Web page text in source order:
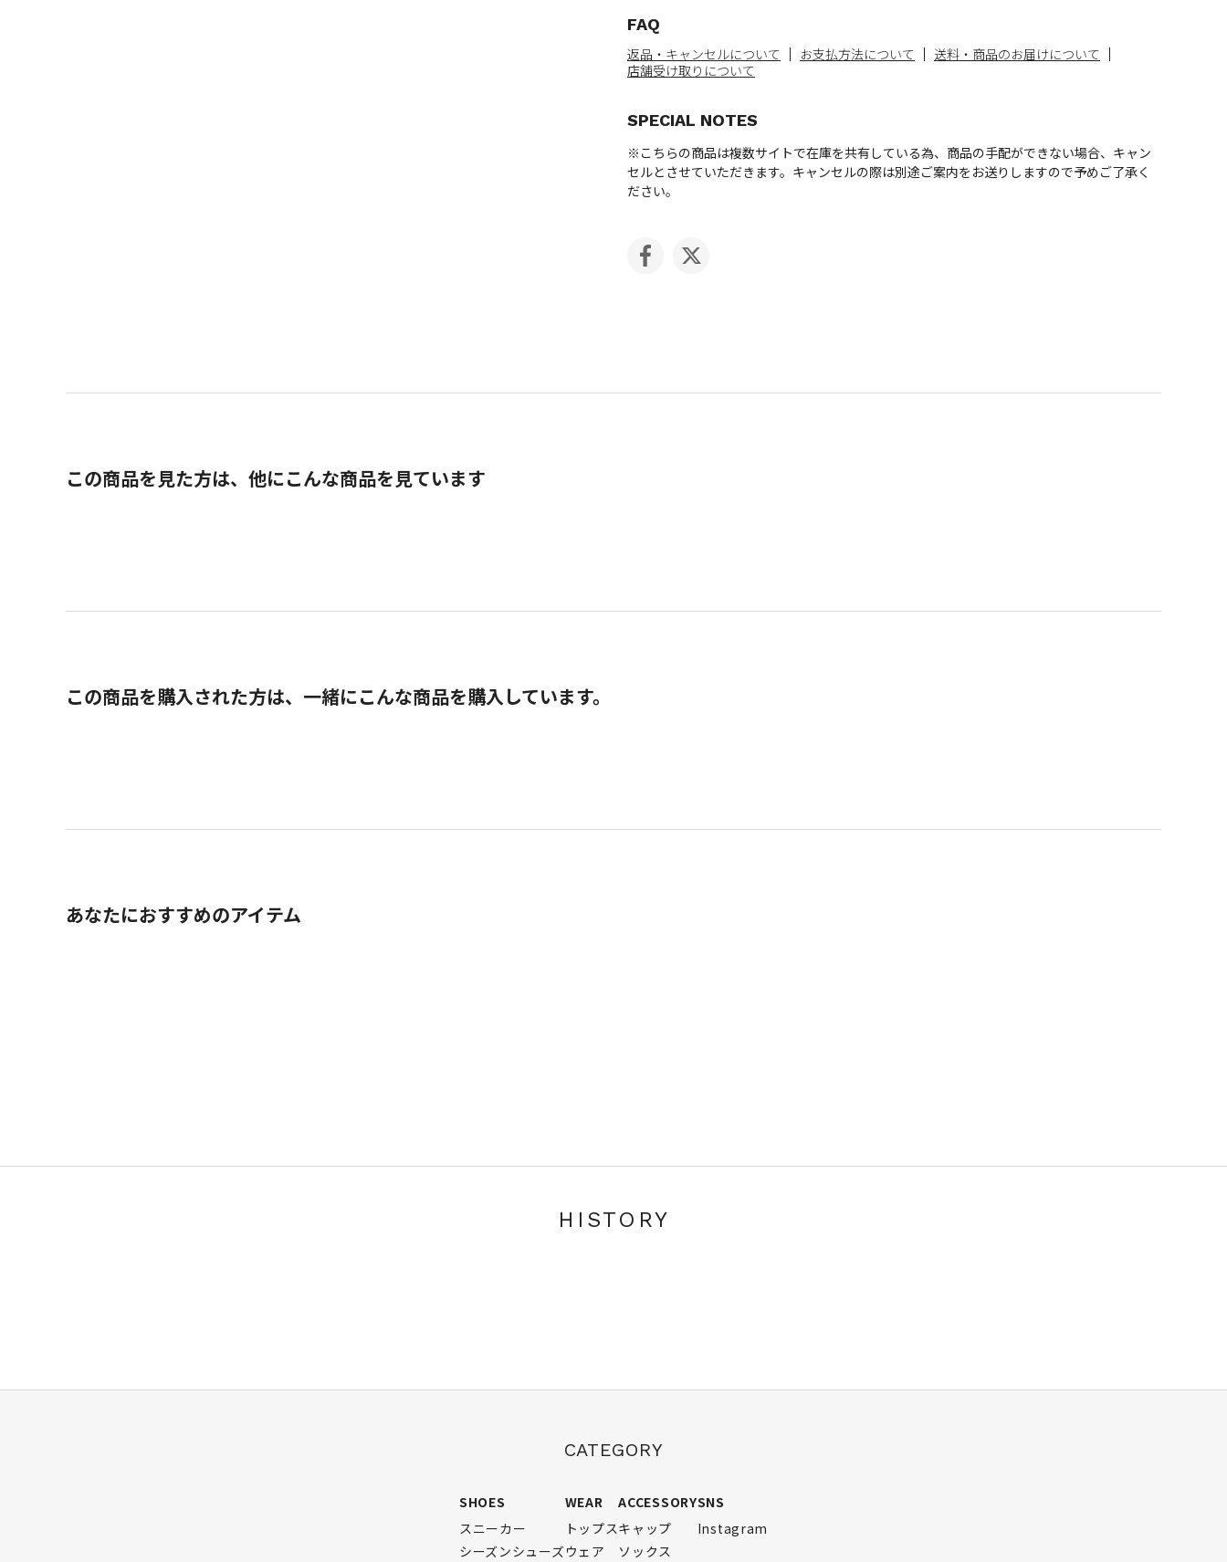
FAQ
返品・キャンセルについて お支払方法について
送料・商品のお届けについて
店舗受け取りについて
SPECIAL NOTES
※こちらの商品は複数サイトで在庫を共有している為、商品の手配ができない場合、キャン
セルとさせていただきます。キャンセルの際は別途ご案内をお送りしますので予めご了承く
ださい。
この商品を見た方は、他にこんな商品を見ています
この商品を購入された方は、一緒にこんな商品を購入しています。
あなたにおすすめのアイテム
HISTORY
CATEGORY
SHOES
スニーカー
シーズンシューズ
WEAR
トップス
ウェア
ACCESSORY
キャップ
ソックス
SNS
Instagram